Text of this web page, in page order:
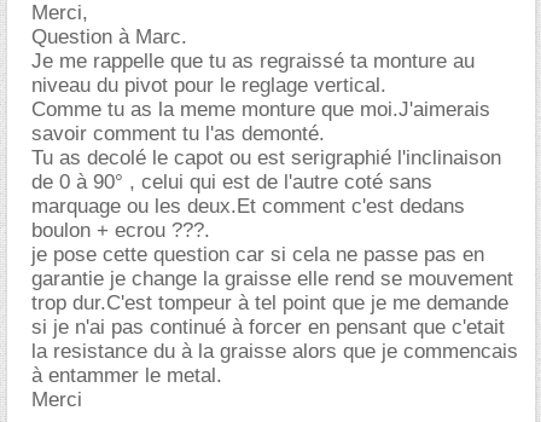
Merci,
Question à Marc.
Je me rappelle que tu as regraissé ta monture au
niveau du pivot pour le reglage vertical.
Comme tu as la meme monture que moi.J'aimerais
savoir comment tu l'as demonté.
Tu as decolé le capot ou est serigraphié l'inclinaison
de 0 à 90° , celui qui est de l'autre coté sans
marquage ou les deux.Et comment c'est dedans
boulon + ecrou ???.
je pose cette question car si cela ne passe pas en
garantie je change la graisse elle rend se mouvement
trop dur.C'est tompeur à tel point que je me demande
si je n'ai pas continué à forcer en pensant que c'etait
la resistance du à la graisse alors que je commencais
à entammer le metal.
Merci